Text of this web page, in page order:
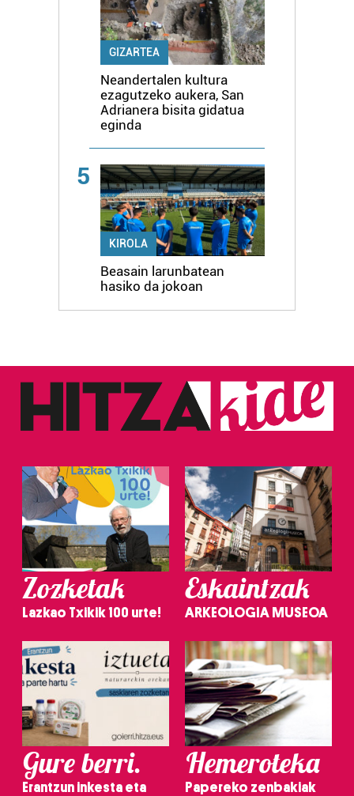
GIZARTEA
Neandertalen kultura
ezagutzeko aukera, San
Adrianera bisita gidatua
eginda
5
KIROLA
Beasain larunbatean
hasiko da jokoan
Zozketak
Lazkao Txikik 100 urte!
Eskaintzak
ARKEOLOGIA MUSEOA
Gure berri.
Erantzun inkesta eta
Hemeroteka
Papereko zenbakiak